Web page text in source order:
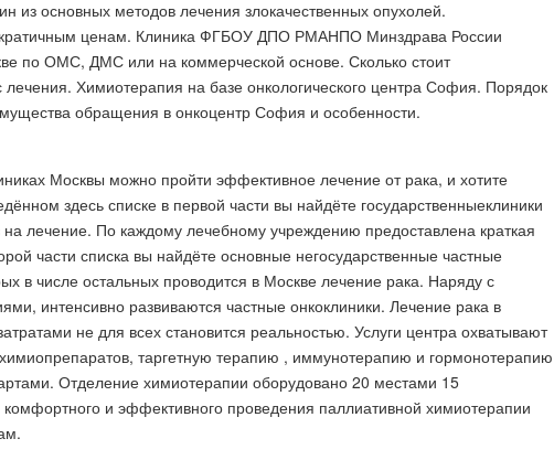
из основных методов лечения злокачественных опухолей.
ценам. Клиника ФГБОУ ДПО РМАНПО Минздрава России
по ОМС, ДМС или на коммерческой основе. Сколько стоит
Химиотерапия на базе онкологического центра София. Порядок
обращения в онкоцентр София и особенности.
Москвы можно пройти эффективное лечение от рака, и хотите
здесь списке в первой части вы найдёте государственныеклиники
лечение. По каждому лечебному учреждению предоставлена краткая
части списка вы найдёте основные негосударственные частные
в числе остальных проводится в Москве лечение рака. Наряду с
интенсивно развиваются частные онкоклиники. Лечение рака в
не для всех становится реальностью. Услуги центра охватывают
таргетную терапию , иммунотерапию и гормонотерапию
Отделение химиотерапии оборудовано 20 местами 15
и эффективного проведения паллиативной химиотерапии